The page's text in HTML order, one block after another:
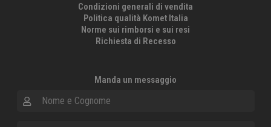
Condizioni generali di vendita
Politica qualità Komet Italia
Norme sui rimborsi e sui resi
Richiesta di Recesso
Manda un messaggio